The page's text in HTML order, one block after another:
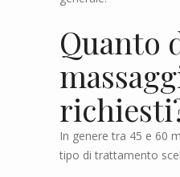
Quanto
In genere tra 45 e 60
tipo di trattamento